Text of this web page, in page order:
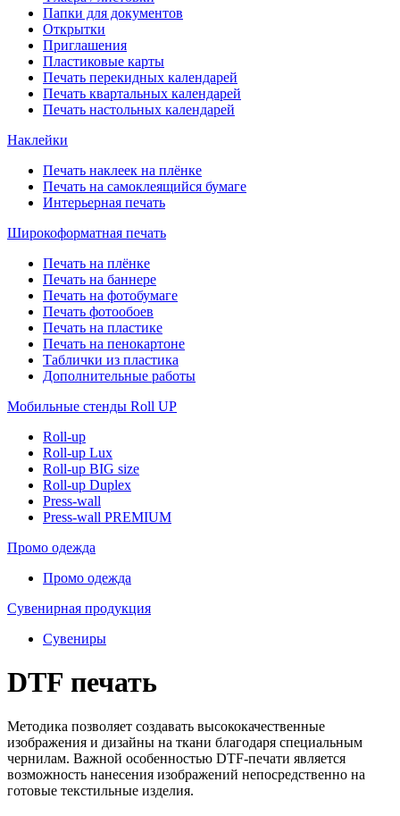
Папки для документов
Открытки
Приглашения
Пластиковые карты
Печать перекидных календарей
Печать квартальных календарей
Печать настольных календарей
Наклейки
Печать наклеек на плёнке
Печать на самоклеящийся бумаге
Интерьерная печать
Широкоформатная печать
Печать на плёнке
Печать на баннере
Печать на фотобумаге
Печать фотообоев
Печать на пластике
Печать на пенокартоне
Таблички из пластика
Дополнительные работы
Мобильные стенды Roll UP
Roll-up
Roll-up Lux
Roll-up BIG size
Roll-up Duplex
Press-wall
Press-wall PREMIUM
Промо одежда
Промо одежда
Сувенирная продукция
Сувениры
DTF печать
Методика позволяет создавать высококачественные
изображения и дизайны на ткани благодаря специальным
чернилам. Важной особенностью DTF-печати является
возможность нанесения изображений непосредственно на
готовые текстильные изделия.